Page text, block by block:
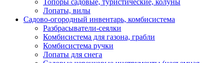
Топоры садовые, туристические, колуны
Лопаты, вилы
Садово-огородный инвентарь, комбисистема
Разбрасыватели-сеялки
Комбисистема для газона, грабли
Комбисистема ручки
Лопаты для снега